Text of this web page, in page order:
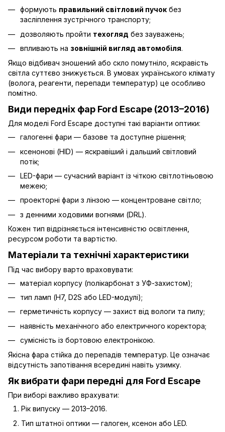
формують правильний світловий пучок без
засліплення зустрічного транспорту;
дозволяють пройти техогляд без зауважень;
впливають на зовнішній вигляд автомобіля.
Якщо відбивач зношений або скло помутніло, яскравість
світла суттєво знижується. В умовах українського клімату
(волога, реагенти, перепади температур) це особливо
помітно.
Види передніх фар Ford Escape (2013–2016)
Для моделі Ford Escape доступні такі варіанти оптики:
галогенні фари — базове та доступне рішення;
ксенонові (HID) — яскравіший і дальший світловий
потік;
LED-фари — сучасний варіант із чіткою світлотіньовою
межею;
проекторні фари з лінзою — концентроване світло;
з денними ходовими вогнями (DRL).
Кожен тип відрізняється інтенсивністю освітлення,
ресурсом роботи та вартістю.
Матеріали та технічні характеристики
Під час вибору варто враховувати:
матеріал корпусу (полікарбонат з УФ-захистом);
тип ламп (H7, D2S або LED-модулі);
герметичність корпусу — захист від вологи та пилу;
наявність механічного або електричного коректора;
сумісність із бортовою електронікою.
Якісна фара стійка до перепадів температур. Це означає
відсутність запотівання всередині навіть узимку.
Як вибрати фари передні для Ford Escape
При виборі важливо врахувати:
Рік випуску — 2013–2016.
Тип штатної оптики — галоген, ксенон або LED.